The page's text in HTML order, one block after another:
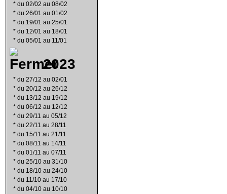
* du 02/02 au 08/02
* du 26/01 au 01/02
* du 19/01 au 25/01
* du 12/01 au 18/01
* du 05/01 au 11/01
2023
* du 27/12 au 02/01
* du 20/12 au 26/12
* du 13/12 au 19/12
* du 06/12 au 12/12
* du 29/11 au 05/12
* du 22/11 au 28/11
* du 15/11 au 21/11
* du 08/11 au 14/11
* du 01/11 au 07/11
* du 25/10 au 31/10
* du 18/10 au 24/10
* du 11/10 au 17/10
* du 04/10 au 10/10